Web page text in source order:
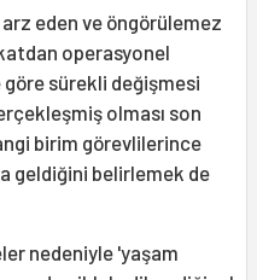
eden ve öngörülemez
operasyonel
sürekli değişmesi
olması son
birim görevlilerince
geldiğini belirlemek de
nedeniyle 'yaşam